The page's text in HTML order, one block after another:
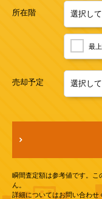
所在階
最
売却予定
瞬間査定額は参考値です。こ
ん。
詳細についてはお問い合わせ